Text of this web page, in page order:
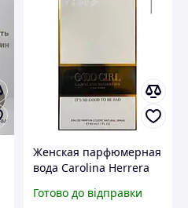
Женская парфюмерная
вода Carolina Herrera
(Каролина Херрера Гуд
Готово до відправки